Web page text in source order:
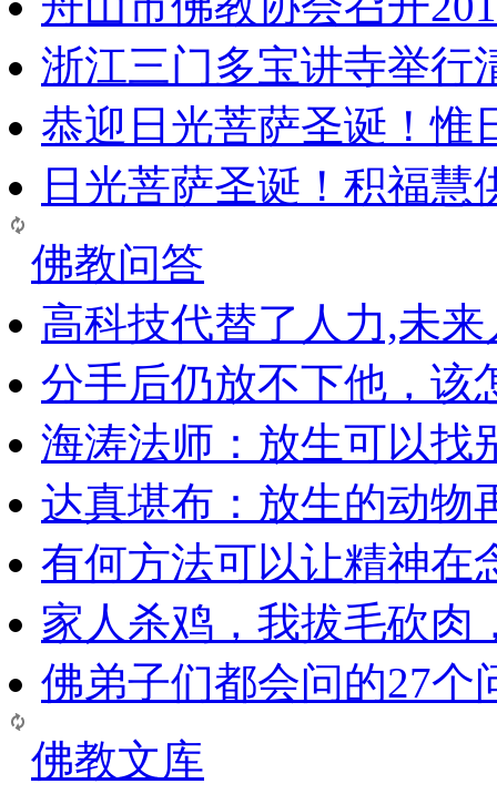
浙江三门多宝讲寺举行
恭迎日光菩萨圣诞！惟
日光菩萨圣诞！积福慧
佛教问答
高科技代替了人力,未
分手后仍放不下他，该
海涛法师：放生可以找
达真堪布：放生的动物
有何方法可以让精神在
家人杀鸡，我拔毛砍肉
佛弟子们都会问的27个
佛教文库